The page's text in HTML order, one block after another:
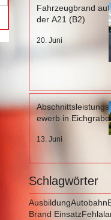
Fahrzeugbrand auf
der A21 (B2)
20. Juni
ewerb in
13. Juni
Schlagwörter
AusbildungAutobahn
Brand Einsatz